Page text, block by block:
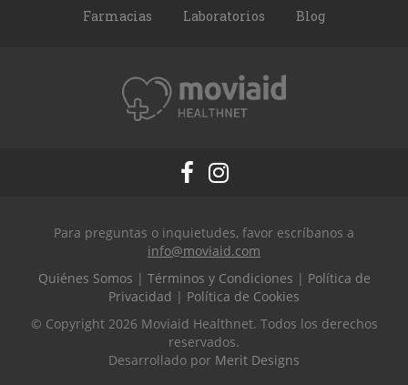
Farmacias
Laboratorios Blog
Para preguntas o inquietudes, favor escríbanos a
info@moviaid.com
Quiénes Somos | Términos y Condiciones | Política de
Privacidad | Política de Cookies
© Copyright 2026 Moviaid Healthnet. Todos los derechos
reservados.
Desarrollado por Merit Designs